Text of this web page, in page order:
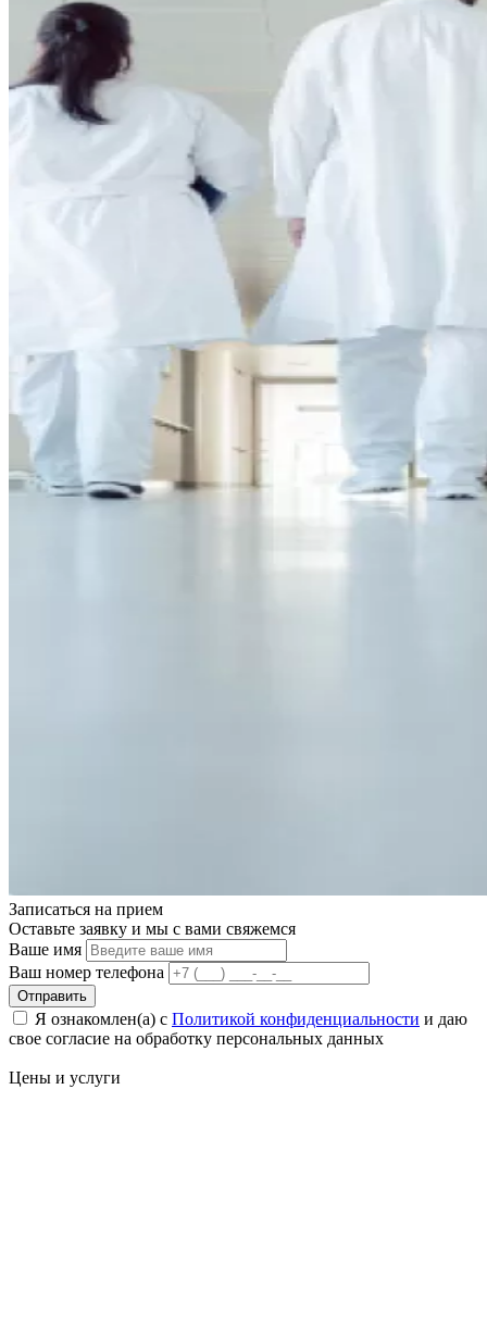
Записаться на прием
Оставьте заявку и мы с вами свяжемся
Ваше имя
Ваш номер телефона
Отправить
Я ознакомлен(а) с Политикой конфиденциальности и даю
свое cогласие на обработку персональных данных
Цены и услуги